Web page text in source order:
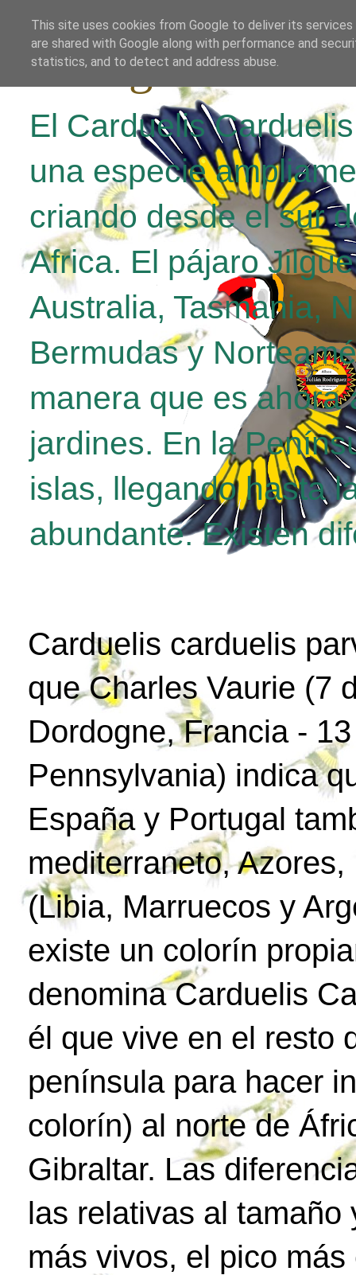
El Jilguero
El Carduelis
una especie
criando desde el sur
Africa. El pájaro
Australia, Tasmania,
Bermudas y
manera que es
jardines. En la
islas, llegando hasta
abundante. Existen
Carduelis carduelis
que Charles Vaurie (7
Dordogne, Francia -
Pennsylvania) indica
España y Portugal
mediterraneto,
(Libia, Marruecos y
existe un colorín
denomina Carduelis
él que vive en el resto
península para hacer
colorín) al norte de
Gibraltar. Las
las relativas al
más vivos, el pico
This site uses cookies from Google to deliver its
are shared with Google along with performance and
statistics, and to detect and address abuse.